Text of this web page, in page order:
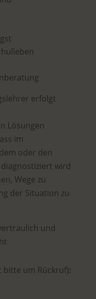
erfolgt
Lösungen
im
oder den
wird
Wege zu
der Situation zu
und
bitte um Rückruf):